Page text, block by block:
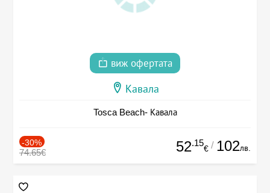
виж офертата
Кавала
Tosca Beach- Кавала
-30%
74.65€ 52.15
€ / 102лв.